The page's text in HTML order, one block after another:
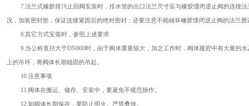
7.法兰式橡胶排污止回阀安装时，排水管的出口法兰尺寸应与橡胶缓闭逆止阀的连接
况，加装密封垫，保证连接紧固后的绝对密封；还要注意不能碰坏橡胶缓闭逆止阀的法兰唇
8.其它方式安装时，参照上述要求
9.当公称直径大于DN800时，由于阀体重量较大，加之工作时，阀体腹腔中有大量的
上的吊环，将阀体长期稳固的吊起。
10.注意事项
11.阀体在搬运、储存、安装中，要避免不规范操作。
12.如阀体长期保存，要防止明火。严禁叠放。